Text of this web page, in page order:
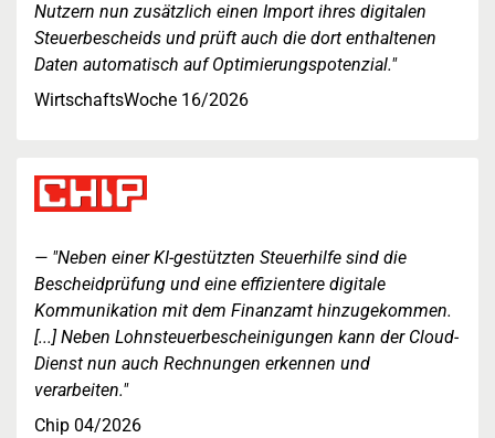
Nutzern nun zusätzlich einen Import ihres digitalen
Steuerbescheids und prüft auch die dort enthaltenen
Daten automatisch auf Optimierungspotenzial."
WirtschaftsWoche 16/2026
"Neben einer KI-gestützten Steuerhilfe sind die
Bescheidprüfung und eine effizientere digitale
Kommunikation mit dem Finanzamt hinzugekommen.
[...] Neben Lohnsteuerbescheinigungen kann der Cloud-
Dienst nun auch Rechnungen erkennen und
verarbeiten."
Chip 04/2026